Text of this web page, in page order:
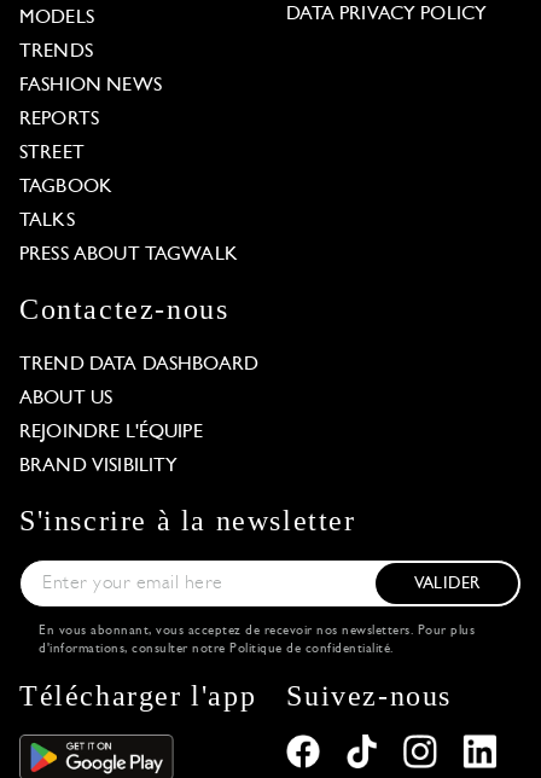
MODELS
TRENDS
FASHION NEWS
REPORTS
STREET
TAGBOOK
TALKS
PRESS ABOUT TAGWALK
DATA PRIVACY POLICY
Contactez-nous
TREND DATA DASHBOARD
ABOUT US
REJOINDRE L'ÉQUIPE
BRAND VISIBILITY
S'inscrire à la newsletter
VALIDER
En vous abonnant, vous acceptez de recevoir nos newsletters. Pour plus
d'informations, consulter notre Politique de confidentialité.
Télécharger l'app Suivez-nous